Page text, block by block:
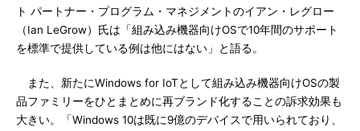
ト パートナー・プログラム・マネジメントのイアン・レグロー
（Ian LeGrow）氏は「組み込み機器向けOSで10年間のサポート
を標準で提供している例は他にはない」と語る。
また、新たにWindows for IoTとして組み込み機器向けOSの製
品ファミリーをひとまとめに再ブランド化することの訴求効果も
大きい。「Windows 10は既に9億のデバイスで用いられており、